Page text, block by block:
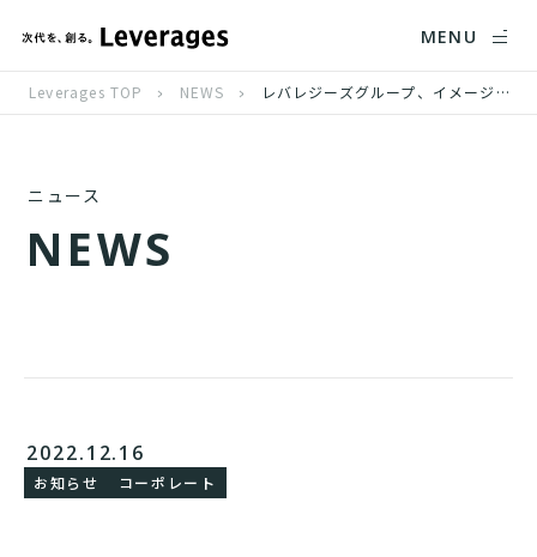
MENU
Leverages TOP NEWS レバレジーズグループ、イメージキャラクターに賀来 賢人さんを起用
ニュース
NEWS
2022.12.16
お知らせ コーポレート